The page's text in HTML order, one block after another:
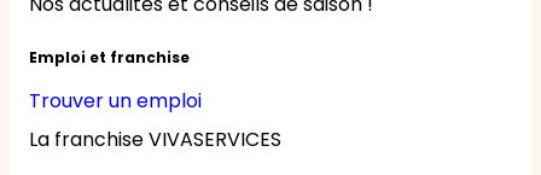
Emploi et franchise
Trouver un emploi
La franchise VIVASERVICES